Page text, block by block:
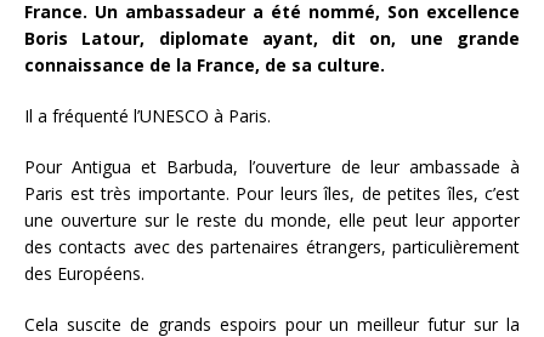
France. Un ambassadeur a été nommé, Son excellence
Boris Latour, diplomate ayant, dit on, une grande
connaissance de la France, de sa culture.
Il a fréquenté l’UNESCO à Paris.
Pour Antigua et Barbuda, l’ouverture de leur ambassade à
Paris est très importante. Pour leurs îles, de petites îles, c’est
une ouverture sur le reste du monde, elle peut leur apporter
des contacts avec des partenaires étrangers, particulièrement
des Européens.
Cela suscite de grands espoirs pour un meilleur futur sur la